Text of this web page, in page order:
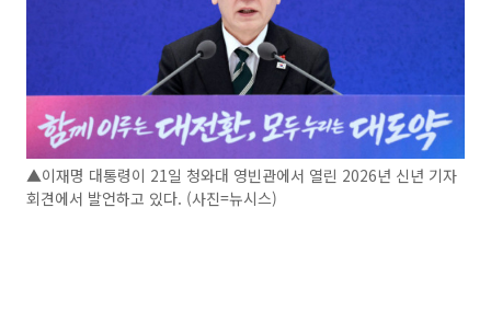
▲이재명 대통령이 21일 청와대 영빈관에서 열린 2026년 신년 기자
회견에서 발언하고 있다. (사진=뉴시스)